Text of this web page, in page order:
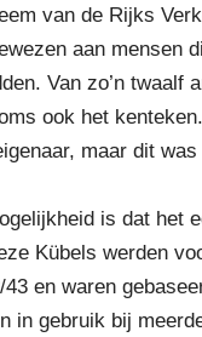
van de Rijks
aan mensen
Van zo’n twaalf
ook het
maar dit
is dat het
Kübels werden
en waren
in gebruik bij